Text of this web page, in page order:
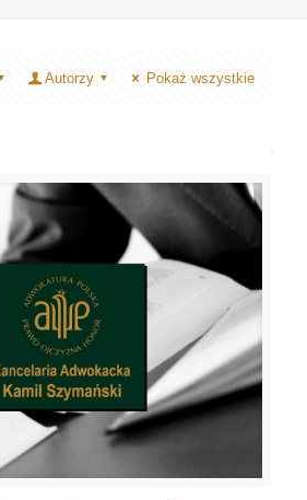
Autorzy Pokaż wszystkie